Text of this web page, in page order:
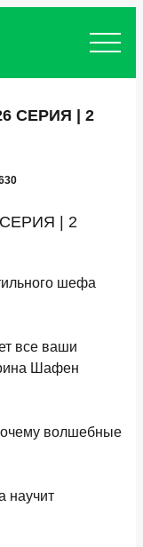
СЕРИЯ | 2
шефа
все ваши
Шафен
волшебные
научит